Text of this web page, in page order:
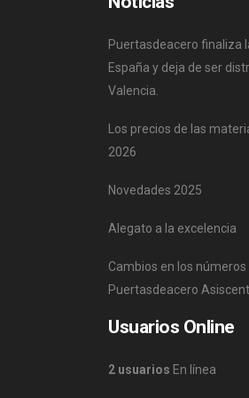
Puertasdeacero finaliza
España y deja de ser
Valencia.
Los precios de las
2026
Novedades 2025
Alegato a la excelencia
Cambios en los
Puertasdeacero
Usuarios Online
2 usuarios En línea